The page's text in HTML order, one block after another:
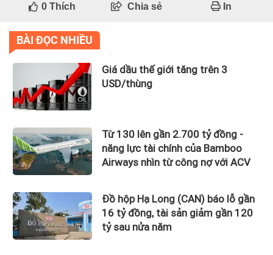
0Thích Chia sẻ In
BÀI ĐỌC NHIỀU
Giá dầu thế giới tăng trên 3
USD/thùng
Từ 130 lên gần 2.700 tỷ đồng -
năng lực tài chính của Bamboo
Airways nhìn từ công nợ với ACV
Đồ hộp Hạ Long (CAN) báo lỗ gần
16 tỷ đồng, tài sản giảm gần 120
tỷ sau nửa năm